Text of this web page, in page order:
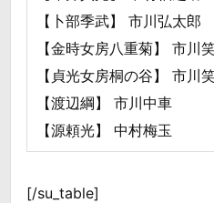
【卜部季武】 市川弘太郎
【金時女房八重菊】 市川
【貞光女房桐の谷】 市川
【渡辺綱】 市川中車
【源頼光】 中村梅玉
[/su_table]